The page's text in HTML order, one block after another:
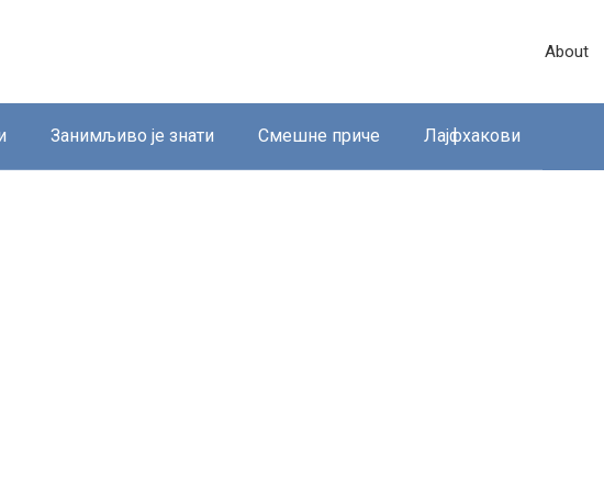
About
Занимљиво је знати Смешне приче Лајфхакови